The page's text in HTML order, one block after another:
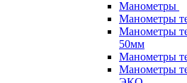
Манометры
Манометры
Манометры
50мм
Манометры
Манометры